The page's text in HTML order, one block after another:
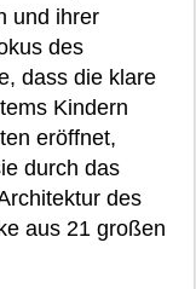
und ihrer
des
dass die klare
Kindern
eröffnet,
durch das
des
aus 21 großen